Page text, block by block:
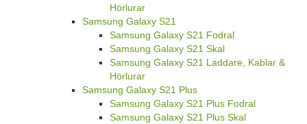
Hörlurar
Samsung Galaxy S21
Samsung Galaxy S21 Fodral
Samsung Galaxy S21 Skal
Samsung Galaxy S21 Laddare, Kablar &
Hörlurar
Samsung Galaxy S21 Plus
Samsung Galaxy S21 Plus Fodral
Samsung Galaxy S21 Plus Skal